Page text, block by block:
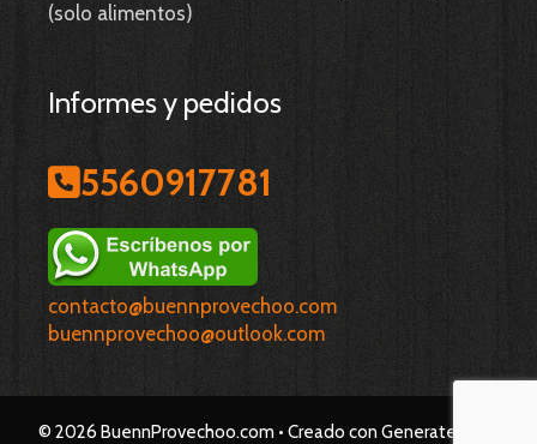
(solo alimentos)
Informes y pedidos
5560917781
contacto@buennprovechoo.com
buennprovechoo@outlook.com
© 2026 BuennProvechoo.com • Creado con GeneratePress